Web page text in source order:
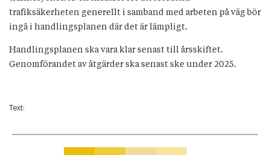
trafiksäkerheten generellt i samband med arbeten på väg bör
ingå i handlingsplanen där det är lämpligt.
Handlingsplanen ska vara klar senast till årsskiftet.
Genomförandet av åtgärder ska senast ske under 2025.
Text: